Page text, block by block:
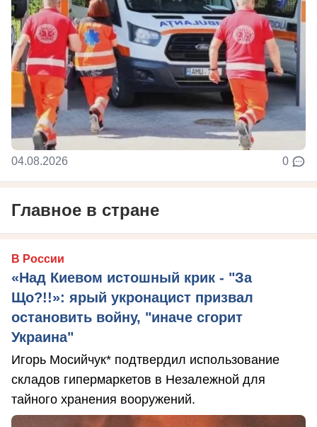
04.08.2026 0
Главное в стране
В России
«Над Киевом истошный крик - "За
Що?!!»: ярый укронацист призвал
остановить войну, "иначе сгорит
Украина"
Игорь Мосийчук* подтвердил использование
складов гипермаркетов в Незалежной для
тайного хранения вооружений.